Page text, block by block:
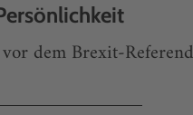
dem Brexit-